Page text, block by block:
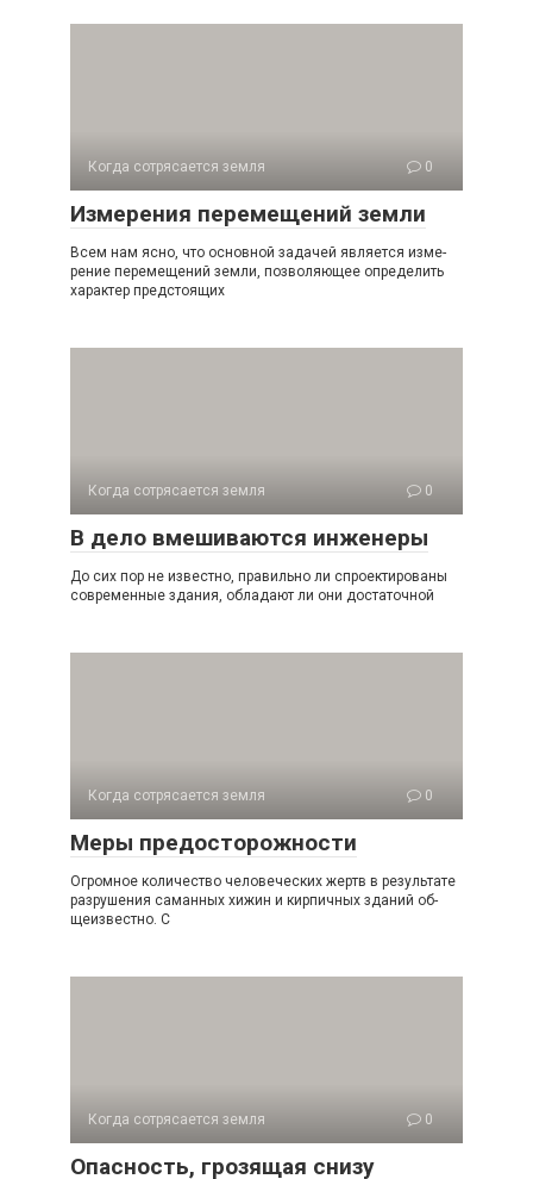
Когда сотрясается земля 0
Измерения перемещений земли
Всем нам ясно, что основной задачей является изме­
рение перемещений земли, позволяющее определить
ха­рактер предстоящих
Когда сотрясается земля 0
В дело вмешиваются инженеры
До сих пор не известно, правильно ли спроектированы
современные здания, обладают ли они достаточной
Когда сотрясается земля 0
Меры предосторожности
Огромное количество человеческих жертв в результа­те
разрушения саманных хижин и кирпичных зданий об­
щеизвестно. С
Когда сотрясается земля 0
Опасность, грозящая снизу